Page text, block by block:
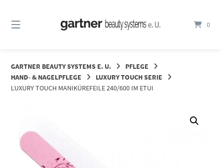
Inhalt
0
GARTNER BEAUTY SYSTEMS E. U.
PFLEGE
HAND- & NAGELPFLEGE
LUXURY TOUCH SERIE
LUXURY TOUCH MANIKÜREFEILE 240/600 IM ETUI